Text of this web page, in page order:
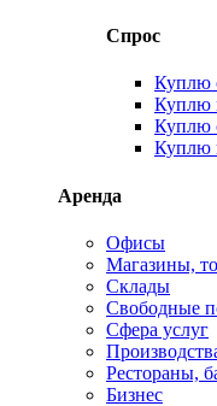
Спрос
Куплю
Куплю
Куплю
Куплю
Аренда
Офисы
Магазины,
Склады
Свободные
Сфера услуг
Рестораны,
Бизнес